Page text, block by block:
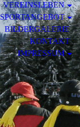
VEREINSLEBEN
SPORTANGEBOT
BILDERGALERIE
KONTAKT
IMPRESSUM